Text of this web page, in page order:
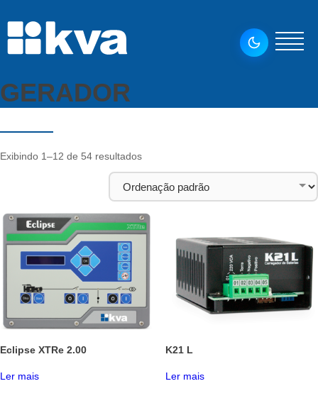
GERADOR
Exibindo 1–12 de 54 resultados
Eclipse XTRe 2.00
Ler mais
K21 L
Ler mais